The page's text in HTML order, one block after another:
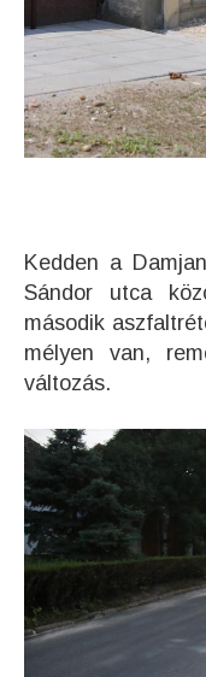
Kedden a
Sándor utca
második
mélyen van,
változás.